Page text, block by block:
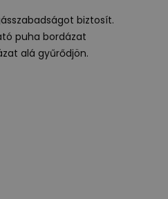
biztosít.
puha bordázat
alá gyűrődjön.